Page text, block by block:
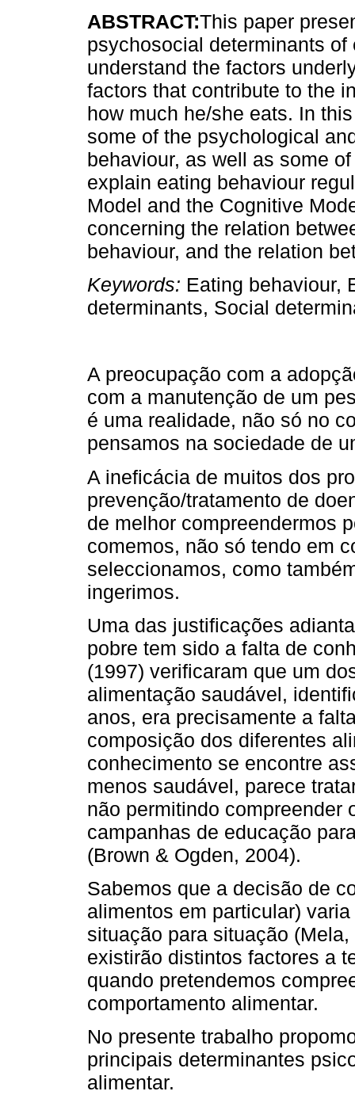
ABSTRACT:This paper
psychosocial determinants
understand the factors
factors that contribute to the
how much he/she eats. In
some of the psychological
behaviour, as well as some
explain eating behaviour
Model and the Cognitive
concerning the relation
behaviour, and the relation
Keywords: Eating behaviour,
determinants, Social
A preocupação com a
com a manutenção de um
é uma realidade, não só no
pensamos na sociedade de
A ineficácia de muitos dos
prevenção/tratamento de
de melhor compreendermos
comemos, não só tendo em
seleccionamos, como
ingerimos.
Uma das justificações
pobre tem sido a falta de
(1997) verificaram que um
alimentação saudável,
anos, era precisamente a
composição dos diferentes
conhecimento se encontre
menos saudável, parece
não permitindo compreender
campanhas de educação
(Brown & Ogden, 2004).
Sabemos que a decisão de
alimentos em particular)
situação para situação
existirão distintos factores a
quando pretendemos
comportamento alimentar.
No presente trabalho
principais determinantes
alimentar.